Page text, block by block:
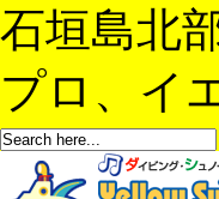
石垣島北
プロ、イ